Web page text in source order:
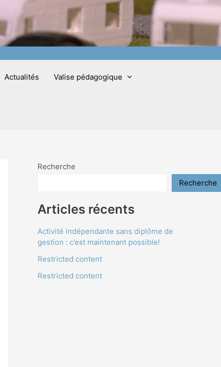
Actualités Valise pédagogique
Recherche
Recherche
Articles récents
Activité indépendante sans diplôme de
gestion : c’est maintenant possible!
Restricted content
Restricted content